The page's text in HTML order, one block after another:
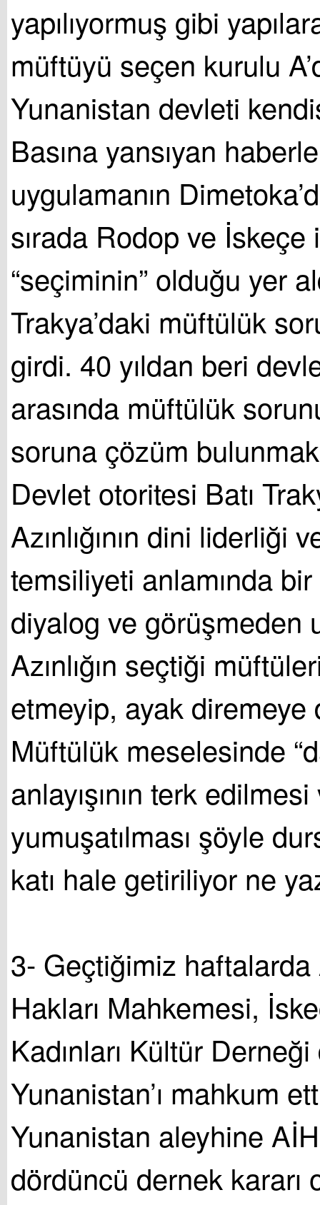
yapılıyormuş gibi
müftüyü seçen kurulu
Yunanistan devleti
Basına yansıyan
uygulamanın
sırada Rodop ve
“seçiminin” olduğu yer
Trakya’daki müftülük
girdi. 40 yıldan beri
arasında müftülük
soruna çözüm
Devlet otoritesi Batı
Azınlığının dini liderliği
temsiliyeti anlamında
diyalog ve görüşmeden
Azınlığın seçtiği
etmeyip, ayak diremeye
Müftülük meselesinde
anlayışının terk
yumuşatılması şöyle
katı hale getiriliyor ne
3- Geçtiğimiz
Hakları Mahkemesi,
Kadınları Kültür
Yunanistan’ı mahkum
Yunanistan aleyhine
dördüncü dernek kararı